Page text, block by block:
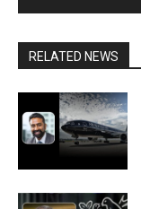
RELATED NEWS